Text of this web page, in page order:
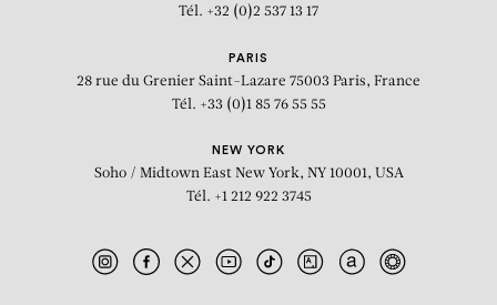
Infinite Arrows
Tél. +32 (0)2 537 13 17
PARIS
28 rue du Grenier Saint-Lazare 75003 Paris, France
Tél. +33 (0)1 85 76 55 55
NEW YORK
Soho / Midtown East New York, NY 10001, USA
Tél. +1 212 922 3745